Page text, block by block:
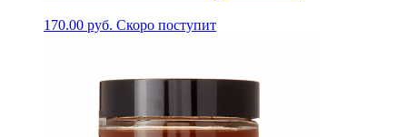
170.00 руб. Скоро поступит